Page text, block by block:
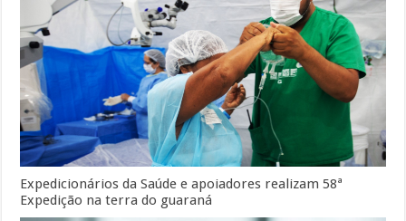
Expedicionários da Saúde e apoiadores realizam 58ª
Expedição na terra do guaraná